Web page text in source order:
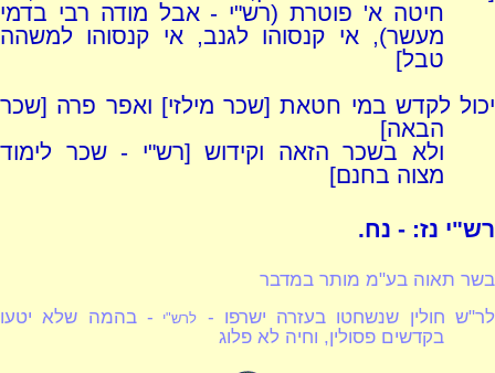
חיטה א' פוטרת (רש"י - אבל מודה רבי בדמי
מעשר), אי קנסוהו לגנב, אי קנסוהו למשהה
טבל]
יכול לקדש במי חטאת [שכר מילזי] ואפר פרה [שכר
הבאה]
ולא בשכר הזאה וקידוש [רש"י - שכר לימוד
מצוה בחנם]
רש"י נז: - נח.
בשר תאוה בע"מ מותר במדבר
לר"ש חולין שנשחטו בעזרה ישרפו -
לרש"י - בהמה שלא יטעו
בקדשים פסולין, וחיה לא פלוג